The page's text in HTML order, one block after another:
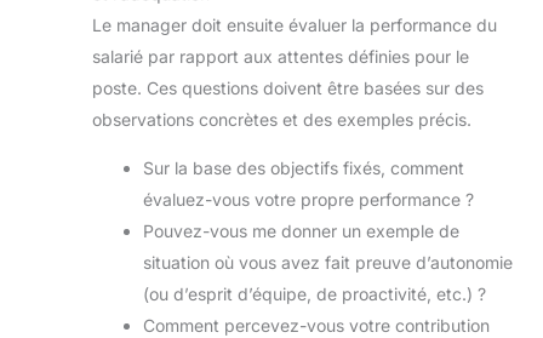
Le manager doit ensuite évaluer la performance du
salarié par rapport aux attentes définies pour le
poste. Ces questions doivent être basées sur des
observations concrètes et des exemples précis.
Sur la base des objectifs fixés, comment
évaluez-vous votre propre performance ?
Pouvez-vous me donner un exemple de
situation où vous avez fait preuve d’autonomie
(ou d’esprit d’équipe, de proactivité, etc.) ?
Comment percevez-vous votre contribution